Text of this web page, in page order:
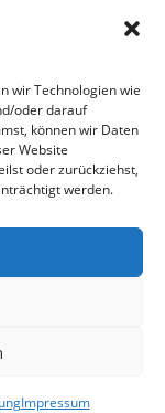
wir Technologien wie
oder darauf
können wir Daten
Website
oder zurückziehst,
werden.
Impressum
Anschlag wäre
Haben Sie eine
Bitte